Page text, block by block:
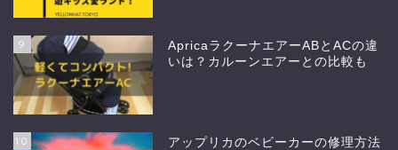
9
ApricaラクーナエアーABとACの違
いは？カルーンエアーとの比較も
10
アップリカのベビーカーの修理方法